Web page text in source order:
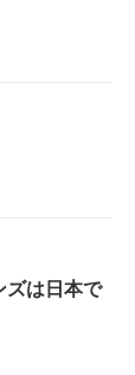
ズは日本で